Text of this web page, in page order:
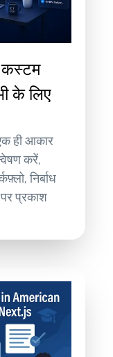
कस्टम
के लिए
ही आकार
करें,
निर्बाध
प्रकाश